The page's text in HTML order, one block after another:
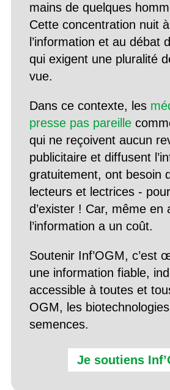
mains de quelques
Cette concentration nuit
l’information et au débat
qui exigent une pluralité
vue.
Dans ce contexte, les
presse pas pareille
qui ne reçoivent aucun
publicitaire et diffusent
gratuitement, ont besoin
lecteurs et lectrices -
d’exister ! Car, même en
l’information a un coût.
Soutenir Inf’OGM, c’est
une information fiable,
accessible à toutes et
OGM, les
semences.
Je soutiens